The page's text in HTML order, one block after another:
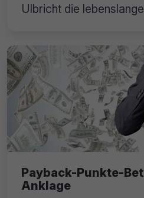
Ulbricht die
Payback-Punkte-
Anklage